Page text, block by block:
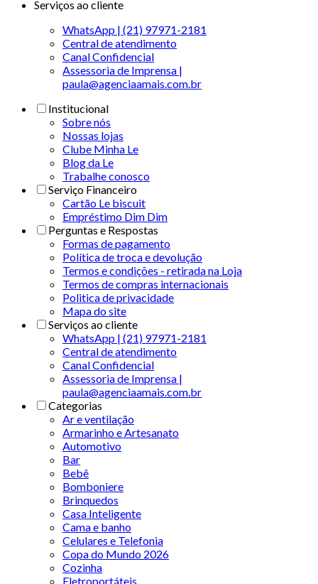
Serviços ao cliente
WhatsApp | (21) 97971-2181
Central de atendimento
Canal Confidencial
Assessoria de Imprensa |
paula@agenciaamais.com.br
Institucional
Sobre nós
Nossas lojas
Clube Minha Le
Blog da Le
Trabalhe conosco
Serviço Financeiro
Cartão Le biscuit
Empréstimo Dim Dim
Perguntas e Respostas
Formas de pagamento
Política de troca e devolução
Termos e condições - retirada na Loja
Termos de compras internacionais
Politica de privacidade
Mapa do site
Serviços ao cliente
WhatsApp | (21) 97971-2181
Central de atendimento
Canal Confidencial
Assessoria de Imprensa |
paula@agenciaamais.com.br
Categorias
Ar e ventilação
Armarinho e Artesanato
Automotivo
Bar
Bebê
Bomboniere
Brinquedos
Casa Inteligente
Cama e banho
Celulares e Telefonia
Copa do Mundo 2026
Cozinha
Eletroportáteis